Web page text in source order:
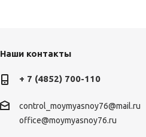
Наши контакты
+ 7 (4852) 700-110
control_moymyasnoy76@mail.ru
office@moymyasnoy76.ru